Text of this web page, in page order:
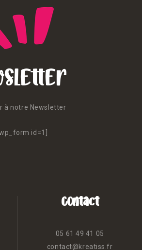
à notre Newsletter
id=1]
Contact
05 61 49 41 05
contact@kreatiss.fr